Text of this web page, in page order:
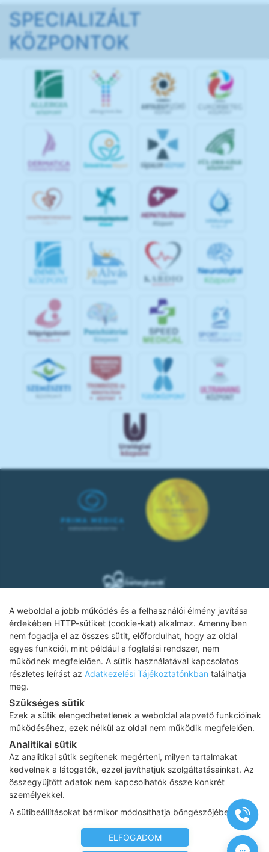
A weboldal a jobb működés és a felhasználói élmény javítása
érdekében HTTP-sütiket (cookie-kat) alkalmaz. Amennyiben
nem fogadja el az összes sütit, előfordulhat, hogy az oldal
egyes funkciói, mint például a foglalási rendszer, nem
működnek megfelelően. A sütik használatával kapcsolatos
részletes leírást az Adatkezelési Tájékoztatónkban találhatja
meg.
Szükséges sütik
Ezek a sütik elengedhetetlenek a weboldal alapvető funkcióinak
működéséhez, ezek nélkül az oldal nem működik megfelelően.
Analitikai sütik
Az analitikai sütik segítenek megérteni, milyen tartalmakat
kedvelnek a látogatók, ezzel javíthatjuk szolgáltatásainkat. Az
összegyűjtött adatok nem kapcsolhatók össze konkrét
személyekkel.
A sütibeállításokat bármikor módosíthatja böngészőjében.
ELFOGADOM
SPECIALIZÁLT
KÖZPONTOK
IMMUN
KÖZPONT
jó Alvás
Központ
SPOR
Adatkezelési tájékoztató
Impresszum
Karrier
Az oldalon feltüntetett árak az ÁFÁ-t tartalmazzák!
A képek a Shutterstock.com és a Canva.com licence alapján
kerültek felhasználásra.
Copyright 2026 © Prima Medica Egészségközpontok . Minden jog
Designed by www.free-dimension.hu , Programed by Appon &
György Nándor